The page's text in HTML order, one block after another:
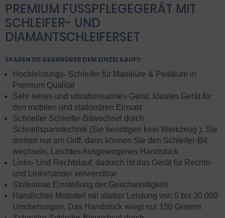
PREMIUM FUSSPFLEGEGERÄT MIT
SCHLEIFER- UND
DIAMANTSCHLEIFERSET
SPAREN SIE GEGENÜBER DEM EINZELKAUF!!
Hochleistungs- Schleifer für Maniküre & Pediküre in
Premium Qualität
Sehr leises und vibrationsarmes Gerät, Ideales Gerät für
den mobilen und stationären Einsatz
Schneller Schleifer-Bitwechsel durch
Schnellspanntechnik (Sie benötigen kein Werkzeug ). Sie
drehen nur am Griff, dann können Sie den Schleifer-Bit
wechseln, Leichtes Ausgewogenes Handstück
Links- Und Rechtslauf, dadurch ist das Gerät für Rechts-
und Linkshänder verwendbar
Stufenlose Einstellung der Geschwindigkeit
Handliches Motorteil mit starker Leistung von 0 bis 30.000
Umdrehungen, Das Handstück wiegt nur 150 Gramm